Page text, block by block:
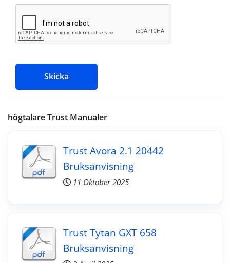
Skicka
högtalare Trust Manualer
Trust Avora 2.1 20442
Bruksanvisning
11 Oktober 2025
Trust Tytan GXT 658
Bruksanvisning